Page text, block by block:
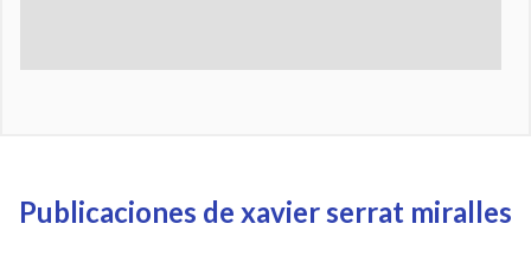
Publicaciones de xavier serrat miralles